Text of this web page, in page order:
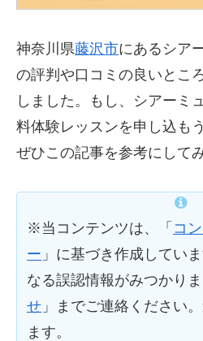
神奈川県藤沢市にあるシア
の評判や口コミの良いとこ
しました。もし、シアーミ
料体験レッスンを申し込も
ぜひこの記事を参考にして
※当コンテンツは、「 コ
ー 」に基づき作成してい
なる誤認情報がみつかりま
せ 」までご連絡ください
ます。